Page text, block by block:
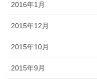
2016年1月
2015年12月
2015年10月
2015年9月